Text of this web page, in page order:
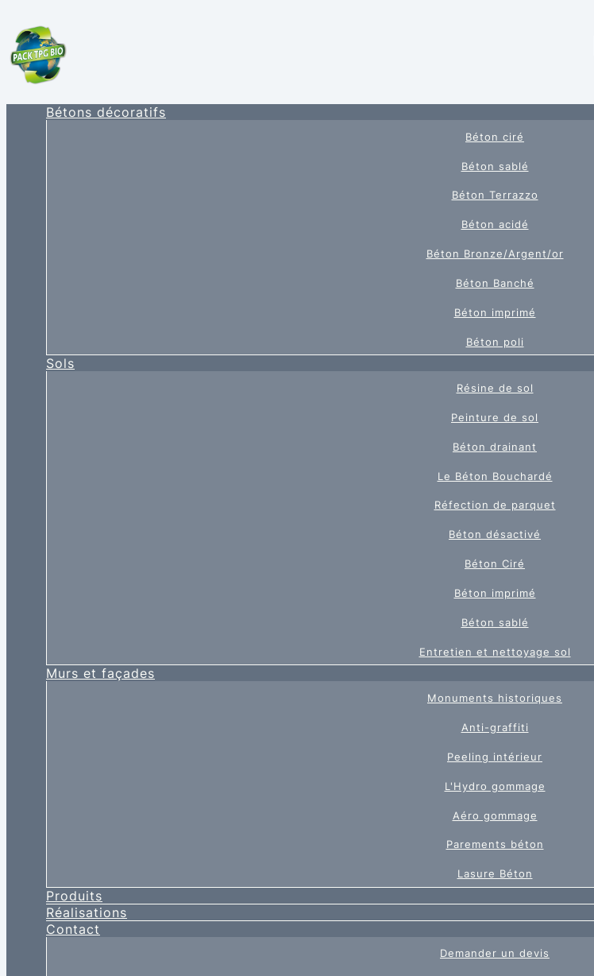
Bétons décoratifs
Béton ciré
Béton sablé
Béton Terrazzo
Béton acidé
Béton Bronze/Argent/or
Béton Banché
Béton imprimé
Béton poli
Sols
Résine de sol
Peinture de sol
Béton drainant
Le Béton Bouchardé
Réfection de parquet
Béton désactivé
Béton Ciré
Béton imprimé
Béton sablé
Entretien et nettoyage sol
Murs et façades
Monuments historiques
Anti-graffiti
Peeling intérieur
L'Hydro gommage
Aéro gommage
Parements béton
Lasure Béton
Produits
Réalisations
Contact
Demander un devis